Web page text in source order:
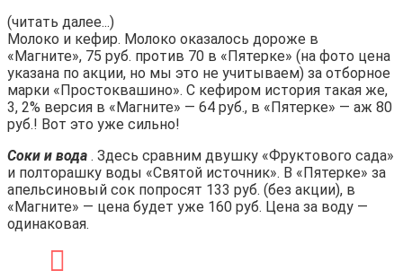
(читать далее...)
Молоко и кефир. Молоко оказалось дороже в
«Магните», 75 руб. против 70 в «Пятерке» (на фото цена
указана по акции, но мы это не учитываем) за отборное
марки «Простоквашино». С кефиром история такая же,
3, 2% версия в «Магните» — 64 руб., в «Пятерке» — аж 80
руб.! Вот это уже сильно!
Соки и вода . Здесь сравним двушку «Фруктового сада»
и полторашку воды «Святой источник». В «Пятерке» за
апельсиновый сок попросят 133 руб. (без акции), в
«Магните» — цена будет уже 160 руб. Цена за воду —
одинаковая.